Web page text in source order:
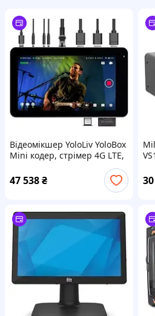
Відеомікшер YoloLiv YoloBox
Mini кодер, стрімер 4G LTE,
рекордер
47 538₴